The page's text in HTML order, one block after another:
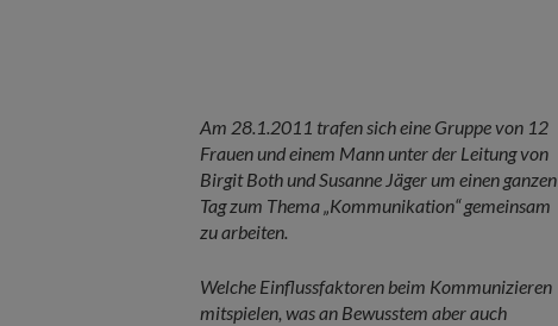
Am 28.1.2011 trafen sich eine Gruppe von 12
Frauen und einem Mann unter der Leitung von
Birgit Both und Susanne Jäger um einen ganzen
Tag zum Thema „Kommunikation“ gemeinsam
zu arbeiten.
Welche Einflussfaktoren beim Kommunizieren
mitspielen, was an Bewusstem aber auch